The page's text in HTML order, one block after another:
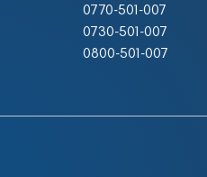
0770-501-007
0730-501-007
0800-501-007